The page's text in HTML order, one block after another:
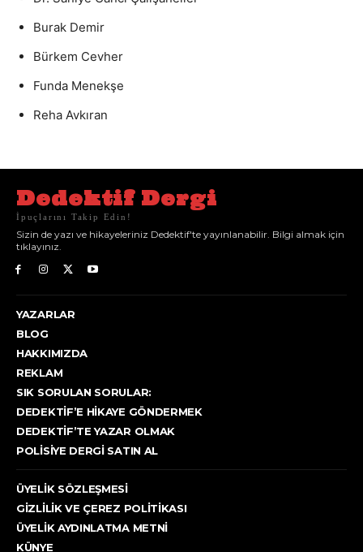
Burak Demir
Bürkem Cevher
Funda Menekşe
Reha Avkıran
Dedektif Dergi
İpuçlarını Takip Edin!
Sizin de yazı ve hikayeleriniz Dedektif'te yayınlanabilir. Bilgi almak için
tıklayınız.
YAZARLAR
BLOG
HAKKIMIZDA
REKLAM
SIK SORULAN SORULAR:
DEDEKTIF’E HIKAYE GÖNDERMEK
DEDEKTIF’TE YAZAR OLMAK
POLISIYE DERGI SATIN AL
ÜYELIK SÖZLEŞMESI
GIZLILIK VE ÇEREZ POLITIKASI
ÜYELIK AYDINLATMA METNI
KÜNYE